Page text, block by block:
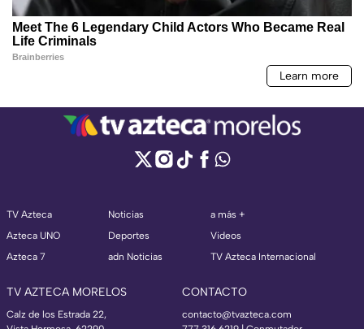
TV Azteca
Azteca UNO
Azteca 7
Noticias
Deportes
adn Noticias
a más +
Videos
TV Azteca Internacional
TV AZTECA MORELOS
Calz de los Estrada 22,
CONTACTO
contacto@tvazteca.com